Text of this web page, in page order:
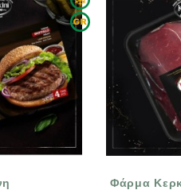
Φάρμα Κερκίνη